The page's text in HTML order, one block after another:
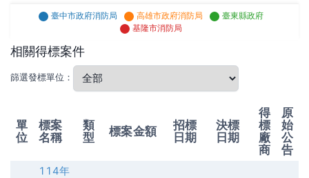
臺中市政府消防局 高雄市政府消防局
臺東縣政府
基隆市消防局
相關得標案件
篩選發標單位：
單
位
標案
名稱
類
型
標案金額
招標
日期
決標
日期
得
標
廠
商
原
始
公
告
114年